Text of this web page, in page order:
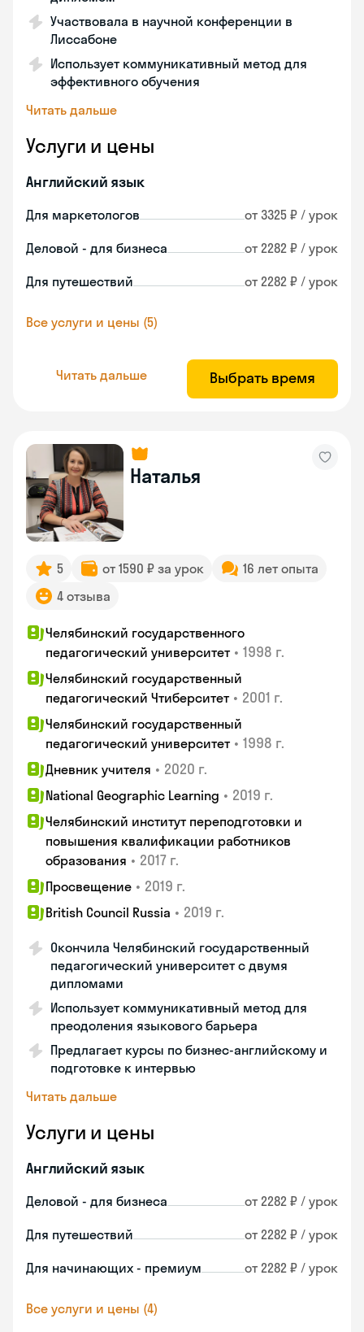
Участвовала в научной конференции в
Лиссабоне
Использует коммуникативный метод для
эффективного обучения
Читать дальше
Услуги и цены
Английский язык
Для маркетологов от 3325 ₽ / урок
Деловой - для бизнеса от 2282 ₽ / урок
Для путешествий от 2282 ₽ / урок
Все услуги и цены (5)
Читать дальше Выбрать время
Наталья
5 от 1590 ₽ за урок
16 лет опыта
4 отзыва
Челябинский государственного
педагогический университет • 1998 г.
Челябинский государственный
педагогический Чтиберситет • 2001 г.
Челябинский государственный
педагогический университет • 1998 г.
Дневник учителя • 2020 г.
National Geographic Learning • 2019 г.
Челябинский институт переподготовки и
повышения квалификации работников
образования • 2017 г.
Просвещение • 2019 г.
British Council Russia • 2019 г.
Окончила Челябинский государственный
педагогический университет с двумя
дипломами
Использует коммуникативный метод для
преодоления языкового барьера
Предлагает курсы по бизнес-английскому и
подготовке к интервью
Читать дальше
Услуги и цены
Английский язык
Деловой - для бизнеса от 2282 ₽ / урок
Для путешествий от 2282 ₽ / урок
Для начинающих - премиум от 2282 ₽ / урок
Все услуги и цены (4)